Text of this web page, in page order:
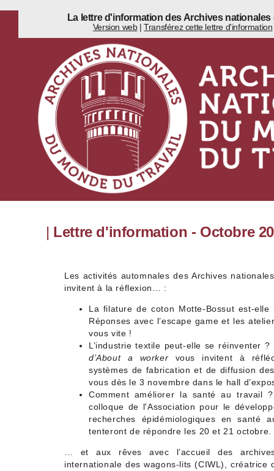
La lettre d'information des Archives
Version web|Transférez cette lettre d'information
| Lettre d'information - Octobre
Les activités automnales des Archives
invitent à la réflexion… :
La filature de coton Motte-Bossut est-
Réponses avec l’escape game et les
vous vite !
L’industrie textile peut-elle se réinventer
d’About a worker vous invitent à
systèmes de fabrication et de diffusion
vous dès le 3 novembre dans le hall
Comment améliorer la santé au travail
colloque de l'Association pour le
recherches épidémiologiques en santé
tenteront de répondre les 20 et 21 octobre.
… et aux rêves avec l’accueil des
internationale des wagons-lits (CIWL), créatrice